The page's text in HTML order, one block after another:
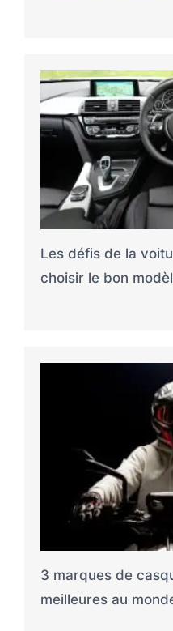
Les défis de la
choisir le bon
3 marques de
meilleures au